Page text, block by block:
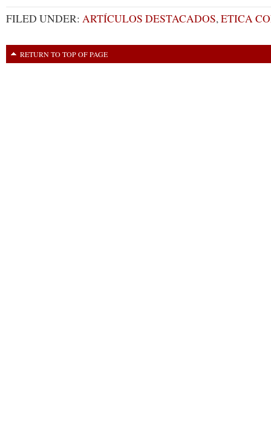
FILED UNDER: ARTÍCULOS DESTACADOS,ETICA
RETURN TO TOP OF PAGE